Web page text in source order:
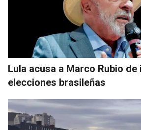
Lula acusa a Marco Rubio
elecciones brasileñas